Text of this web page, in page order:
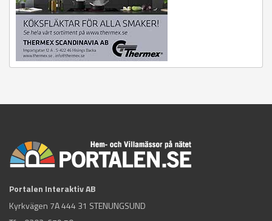
Portalen Interaktiv AB
Kyrkvägen 7A 444 31 STENUNGSUND